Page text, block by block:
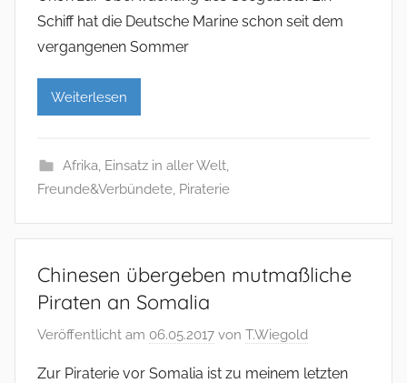
Schiff hat die Deutsche Marine schon seit dem
vergangenen Sommer
Weiterlesen
Afrika, Einsatz in aller Welt,
Freunde&Verbündete, Piraterie
Chinesen übergeben mutmaßliche
Piraten an Somalia
Veröffentlicht am 06.05.2017 von T.Wiegold
Zur Piraterie vor Somalia ist zu meinem letzten